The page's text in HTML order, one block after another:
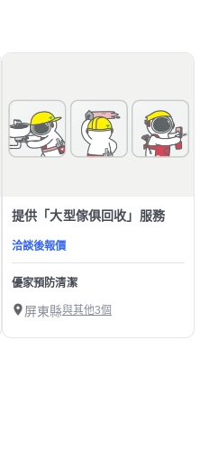
提供「大型傢俱回收」服務
洽談後報價
優家預防清潔
屏東縣與其他3個